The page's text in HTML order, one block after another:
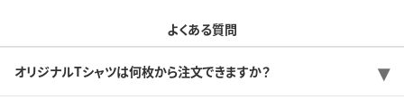
よくある質問
オリジナルTシャツは何枚から注文できますか？